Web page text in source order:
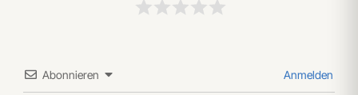
Abonnieren Anmelden